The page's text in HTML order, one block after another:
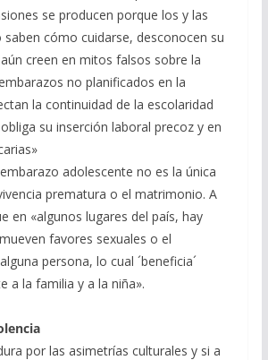
se producen porque los y las
cómo cuidarse, desconocen su
creen en mitos falsos sobre la
no planificados en la
la continuidad de la escolaridad
su inserción laboral precoz y en
adolescente no es la única
prematura o el matrimonio. A
en «algunos lugares del país, hay
favores sexuales o el
persona, lo cual ´beneficia´
a la familia y a la niña».
por las asimetrías culturales y si a